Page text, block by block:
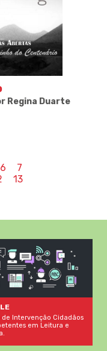
Regina Duarte
6
7
13
de Intervenção Cidadãos
em Leitura e